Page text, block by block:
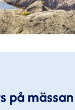
på